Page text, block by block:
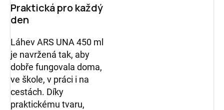
Praktická pro každý
den
Láhev ARS UNA 450 ml
je navržená tak, aby
dobře fungovala doma,
ve škole, v práci i na
cestách. Díky
praktickému tvaru,